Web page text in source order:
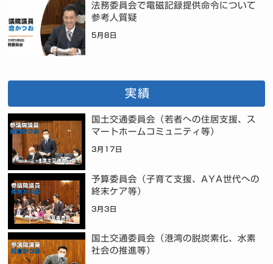
法務委員会で電磁記録提供命令について
参考人質疑
5月8日
実績
国土交通委員会（若者への住居支援、ス
マートホームコミュニティ等）
3月17日
予算委員会（子育て支援、AYA世代への
終末ケア等）
3月3日
国土交通委員会（港湾の脱炭素化、水素
社会の推進等）